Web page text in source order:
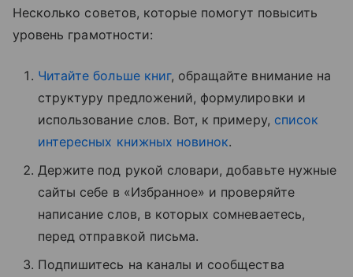
Несколько советов, которые помогут повысить
уровень грамотности:
Читайте больше книг, обращайте внимание на
структуру предложений, формулировки и
использование слов. Вот, к примеру, список
интересных книжных новинок.
Держите под рукой словари, добавьте нужные
сайты себе в «Избранное» и проверяйте
написание слов, в которых сомневаетесь,
перед отправкой письма.
Подпишитесь на каналы и сообщества